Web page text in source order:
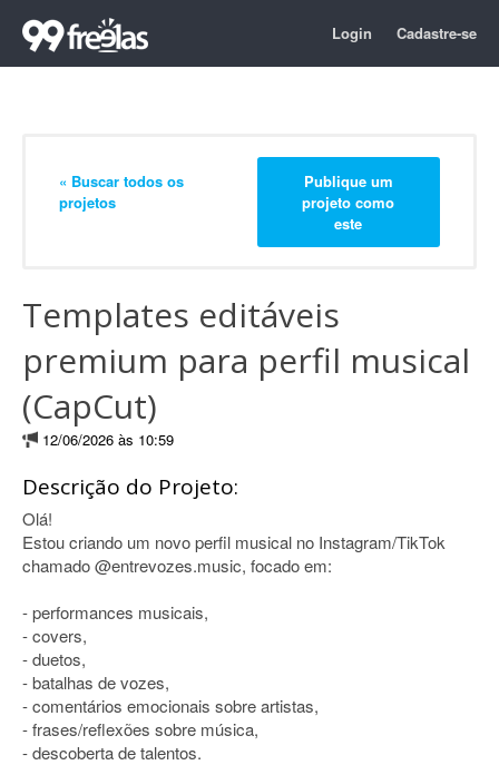
Login Cadastre-se
« Buscar todos os
projetos
Publique um
projeto como
este
Templates editáveis
premium para perfil musical
(CapCut)
12/06/2026 às 10:59
Descrição do Projeto:
Olá!
Estou criando um novo perfil musical no Instagram/TikTok
chamado @entrevozes.music, focado em:
- performances musicais,
- covers,
- duetos,
- batalhas de vozes,
- comentários emocionais sobre artistas,
- frases/reflexões sobre música,
- descoberta de talentos.